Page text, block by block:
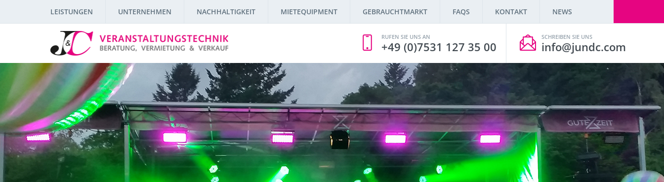
LEISTUNGEN UNTERNEHMEN NACHHALTIGKEIT MIETEQUIPMENT GEBRAUCHTMARKT FAQS KONTAKT NEWS
SCHREIBEN SIE UNS
info@jundc.com
RUFEN SIE UNS AN
+49 (0)7531 127 35 00